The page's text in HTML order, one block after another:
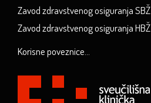
Zavod zdravstvenog osiguranja SBŽ
Zavod zdravstvenog osiguranja HBŽ
Korisne poveznice...